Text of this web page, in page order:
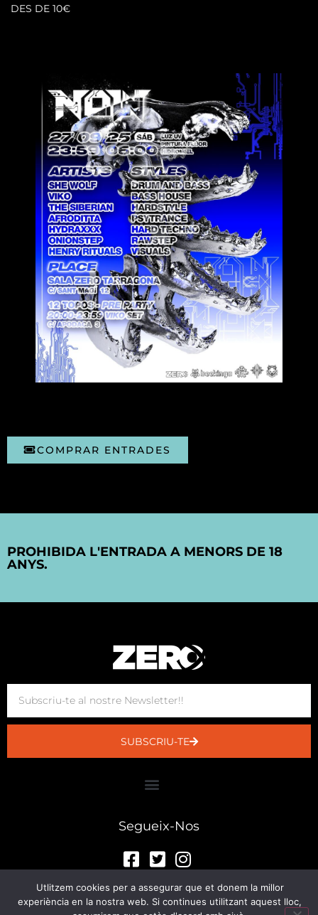
DES DE 10€
COMPRAR ENTRADES
PROHIBIDA L'ENTRADA A MENORS DE 18
ANYS.
SUBSCRIU-TE
Segueix-Nos
© Sala Zero 2023
Utlitzem cookies per a assegurar que et donem la millor
experiència en la nostra web. Si continues utilitzant aquest lloc,